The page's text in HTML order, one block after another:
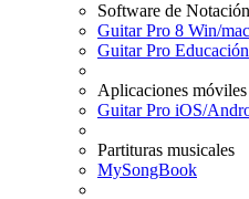
Software de
Guitar Pro 8 Win/
Guitar Pro Educación
Aplicaciones móviles
Guitar Pro iOS/
Partituras musicales
MySongBook